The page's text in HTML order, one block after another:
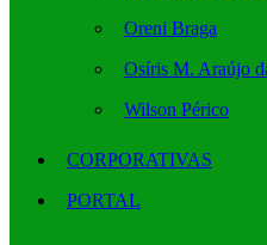
Oreni Braga
Osíris M. Araújo
Wilson Périco
CORPORATIVAS
PORTAL